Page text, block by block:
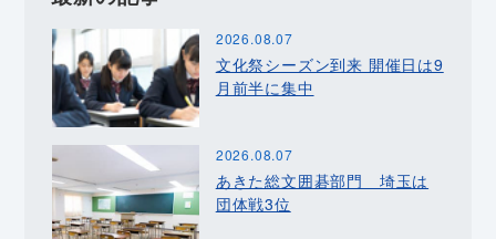
2026.08.07
文化祭シーズン到来 開催日は9
月前半に集中
2026.08.07
あきた総文囲碁部門 埼玉は
団体戦3位